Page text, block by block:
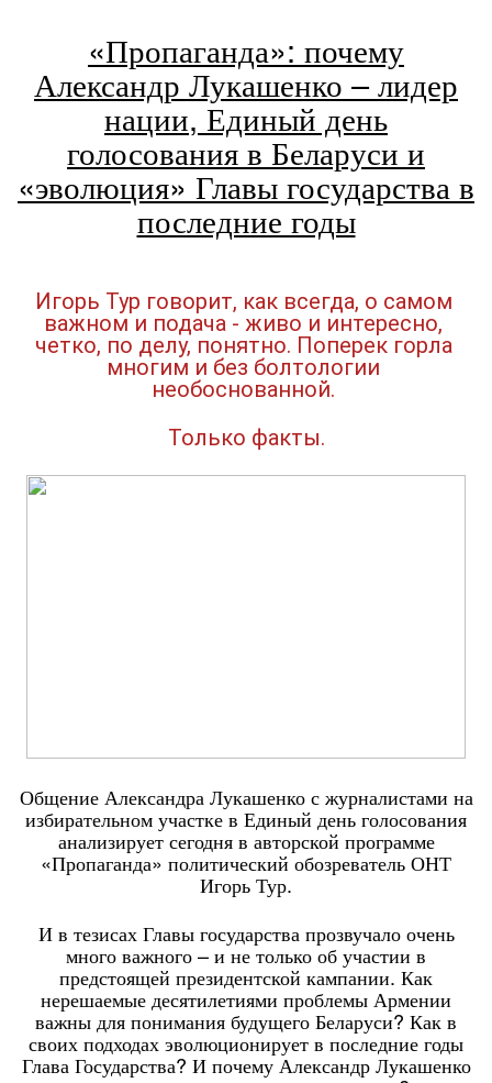
«Пропаганда»: почему
Александр Лукашенко – лидер
нации, Единый день
голосования в Беларуси и
«эволюция» Главы государства в
последние годы
Игорь Тур говорит, как всегда, о самом
четко, по делу, понятно. Поперек горла
многим и без болтологии
необоснованной.
Только факты.
Общение Александра Лукашенко с журналистами на
избирательном участке в Единый день голосования
анализирует сегодня в авторской программе
«Пропаганда» политический обозреватель ОНТ
Игорь Тур.
И в тезисах Главы государства прозвучало очень
много важного – и не только об участии в
предстоящей президентской кампании. Как
нерешаемые десятилетиями проблемы Армении
важны для понимания будущего Беларуси? Как в
своих подходах эволюционирует в последние годы
Глава Государства? И почему Александр Лукашенко